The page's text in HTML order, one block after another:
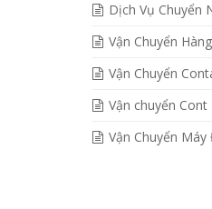
Dịch Vụ Chuyển
Vận Chuyển
Vận Chuyển
Vận chuyển
Vận Chuyển